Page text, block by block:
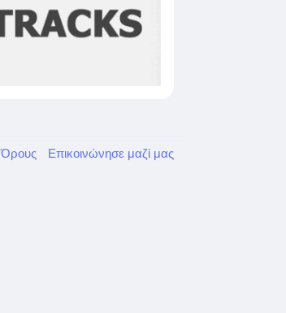
Όρους Επικοινώνησε μαζί μας